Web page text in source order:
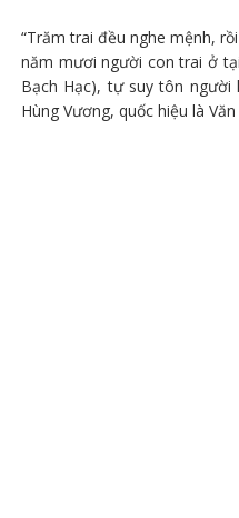
“Trăm trai đều nghe mệnh,
năm mươi người con trai ở
Bạch Hạc), tự suy tôn người
Hùng Vương, quốc hiệu là Văn